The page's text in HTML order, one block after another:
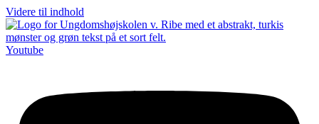
Videre til indhold
Youtube